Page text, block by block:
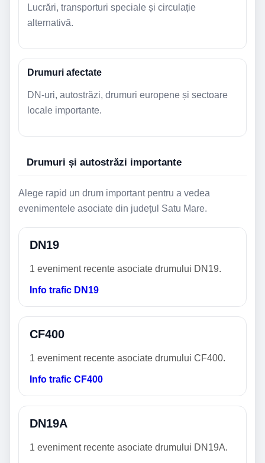
Lucrări, transporturi speciale și circulație
alternativă.
Drumuri afectate
DN-uri, autostrăzi, drumuri europene și sectoare
locale importante.
Drumuri și autostrăzi importante
Alege rapid un drum important pentru a vedea
evenimentele asociate din județul Satu Mare.
DN19
1 eveniment recente asociate drumului DN19.
Info trafic DN19
CF400
1 eveniment recente asociate drumului CF400.
Info trafic CF400
DN19A
1 eveniment recente asociate drumului DN19A.